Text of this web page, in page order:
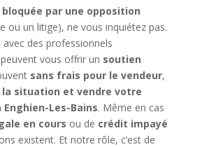
par une opposition
ou un litige), ne vous inquiétez pas.
des professionnels
vous offrir un soutien
sans frais pour le vendeur,
la situation et vendre votre
Les-Bains. Même en cas
en cours ou de crédit impayé
existent. Et notre rôle, c’est de